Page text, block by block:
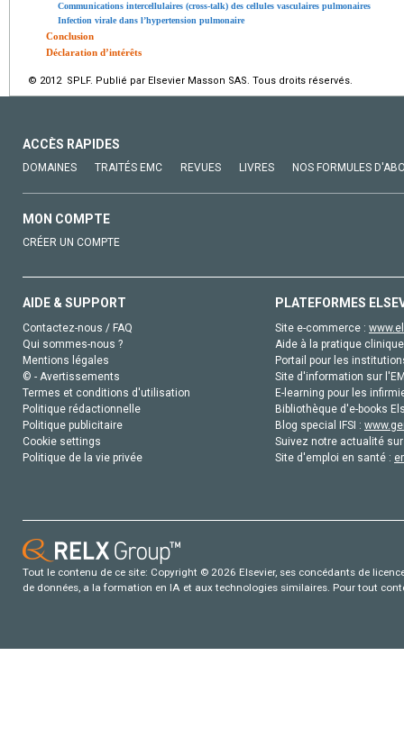
Communications intercellulaires (cross-talk) des cellules vasculaires pulmonaires
Infection virale dans l’hypertension pulmonaire
Conclusion
Déclaration d’intérêts
© 2012 SPLF. Publié par Elsevier Masson SAS. Tous droits réservés.
ACCÈS RAPIDES
DOMAINES TRAITÉS EMC REVUES LIVRES NOS FORMULES
MON COMPTE
CRÉER UN COMPTE
AIDE & SUPPORT
Contactez-nous / FAQ
Qui sommes-nous ?
Mentions légales
© - Avertissements
Termes et conditions d'utilisation
Politique rédactionnelle
Politique publicitaire
Cookie settings
Politique de la vie privée
PLATEFORMES
Site e-commerce :
Aide à la pratique
Portail pour les
Site d'information sur
E-learning pour les
Bibliothèque d'e-books
Blog special IFSI :
Suivez notre actualité
Site d'emploi en santé :
Tout le contenu de ce site: Copyright © 2026 Elsevier, ses concédants de
de données, a la formation en IA et aux technologies similaires. Pour tout